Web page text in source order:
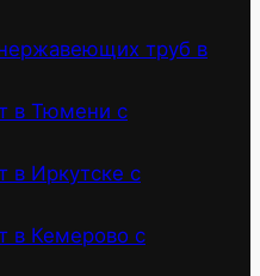
труб в
в Тюмени с
в Иркутске с
в Кемерово с